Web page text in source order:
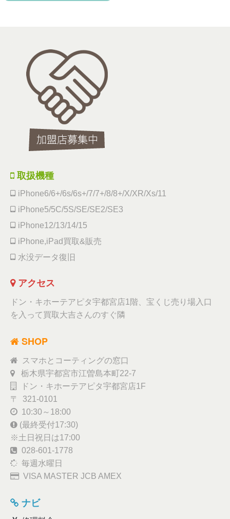
取扱機種
iPhone6/6+/6s/6s+/7/7+/8/8+/X/XR/Xs/11
iPhone5/5C/5S/SE/SE2/SE3
iPhone12/13/14/15
iPhone,iPad買取&販売
水没データ復旧
アクセス
ドン・キホーテアピタ宇都宮店1階、宝くじ売り場入口
を入って買取大吉さんのすぐ隣
SHOP
スマホとコーティングの窓口
栃木県宇都宮市江曽島本町22-7
ドン・キホーテアピタ宇都宮店1F
〒 321-0101
10:30～18:00
(最終受付17:30)
※土日祝日は17:00
028-601-1778
毎週水曜日
VISA MASTER JCB AMEX
ナビ